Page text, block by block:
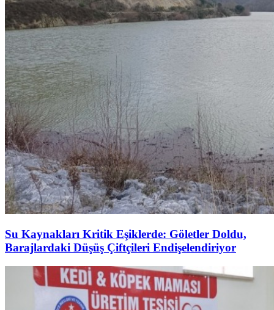
Su Kaynakları Kritik Eşiklerde: Göletler Doldu,
Barajlardaki Düşüş Çiftçileri Endişelendiriyor